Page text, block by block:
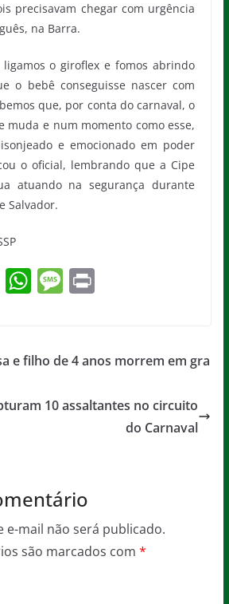
precisavam chegar com urgência
na Barra.
ligamos o giroflex e fomos abrindo
o bebê conseguisse nascer com
que, por conta do carnaval, o
muda e num momento como esse,
e emocionado em poder
o oficial, lembrando que a Cipe
atuando na segurança durante
Salvador.
W
s
p
M
a
e
Pr
e filho de 4 anos morrem em gra
10 assaltantes no circuito
do Carnaval
e-mail não será publicado.
são marcados com *